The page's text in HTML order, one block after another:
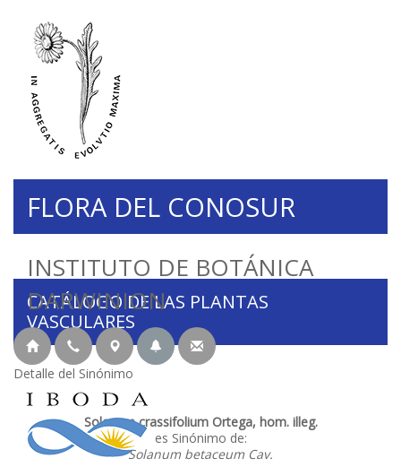
INSTITUTO DE BOTÁNICA
DARWINION
FLORA DEL CONOSUR
CATÁLOGO DE LAS PLANTAS
VASCULARES
Detalle del Sinónimo
Solanum crassifolium Ortega, hom. illeg.
es Sinónimo de:
Solanum betaceum Cav.